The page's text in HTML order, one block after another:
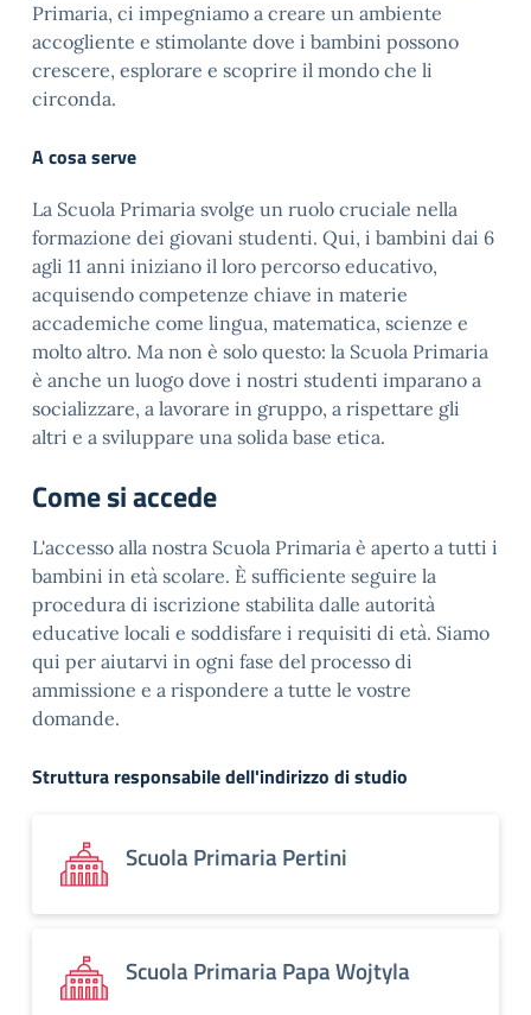
Primaria, ci impegniamo a creare un ambiente
accogliente e stimolante dove i bambini possono
crescere, esplorare e scoprire il mondo che li
circonda.
A cosa serve
La Scuola Primaria svolge un ruolo cruciale nella
formazione dei giovani studenti. Qui, i bambini dai 6
agli 11 anni iniziano il loro percorso educativo,
acquisendo competenze chiave in materie
accademiche come lingua, matematica, scienze e
molto altro. Ma non è solo questo: la Scuola Primaria
è anche un luogo dove i nostri studenti imparano a
socializzare, a lavorare in gruppo, a rispettare gli
altri e a sviluppare una solida base etica.
Come si accede
L'accesso alla nostra Scuola Primaria è aperto a tutti i
bambini in età scolare. È sufficiente seguire la
procedura di iscrizione stabilita dalle autorità
educative locali e soddisfare i requisiti di età. Siamo
qui per aiutarvi in ogni fase del processo di
ammissione e a rispondere a tutte le vostre
domande.
Struttura responsabile dell'indirizzo di studio
Scuola Primaria Pertini
Scuola Primaria Papa Wojtyla